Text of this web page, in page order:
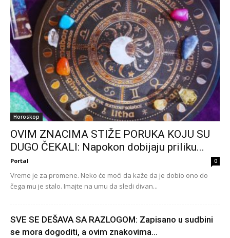
Horoskop
OVIM ZNACIMA STIŽE PORUKA KOJU SU
DUGO ČEKALI: Napokon dobijaju priliku...
Portal 0
Vreme je za promene. Neko će moći da kaže da je dobio ono do
čega mu je stalo. Imajte na umu da sledi divan...
SVE SE DEŠAVA SA RAZLOGOM: Zapisano u sudbini
se mora dogoditi, a ovim znakovima...